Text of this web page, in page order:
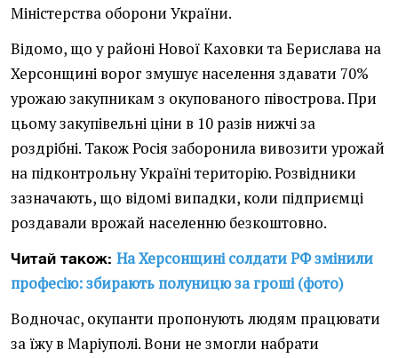
Міністерства оборони України.
Відомо, що у районі Нової Каховки та Берислава на
Херсонщині ворог змушує населення здавати 70%
урожаю закупникам з окупованого півострова. При
цьому закупівельні ціни в 10 разів нижчі за
роздрібні. Також Росія заборонила вивозити урожай
на підконтрольну Україні територію. Розвідники
зазначають, що відомі випадки, коли підприємці
роздавали врожай населенню безкоштовно.
Читай також: На Херсонщині солдати РФ змінили
професію: збирають полуницю за гроші (фото)
Водночас, окупанти пропонують людям працювати
за їжу в Маріуполі. Вони не змогли набрати